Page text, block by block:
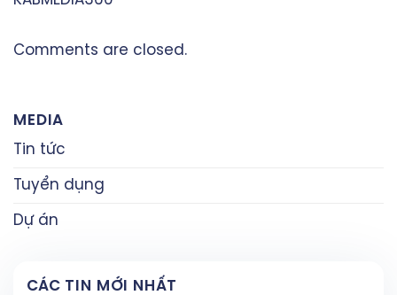
Comments are closed.
MEDIA
Tin tức
Tuyển dụng
Dự án
CÁC TIN MỚI NHẤT